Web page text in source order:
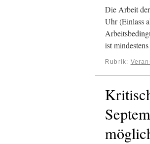
Die Arbeit
Uhr (Einlass
ist
Rubrik: